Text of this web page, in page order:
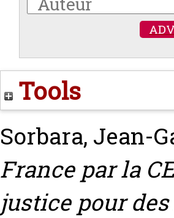
Tools
Sorbara, Jean-
France par la
justice pour